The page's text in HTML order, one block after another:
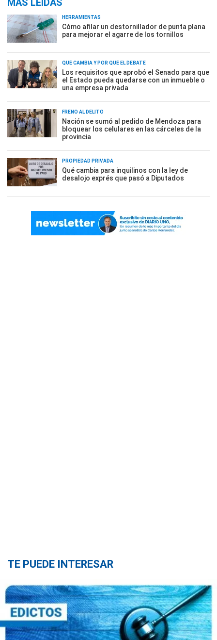
MÁS LEÍDAS
HERRAMIENTAS
Cómo afilar un destornillador de punta plana
para mejorar el agarre de los tornillos
QUÉ CAMBIA Y POR QUÉ EL DEBATE
Los requisitos que aprobó el Senado para que
el Estado pueda quedarse con un inmueble o
una empresa privada
FRENO AL DELITO
Nación se sumó al pedido de Mendoza para
bloquear los celulares en las cárceles de la
provincia
PROPIEDAD PRIVADA
Qué cambia para inquilinos con la ley de
desalojo exprés que pasó a Diputados
TE PUEDE INTERESAR